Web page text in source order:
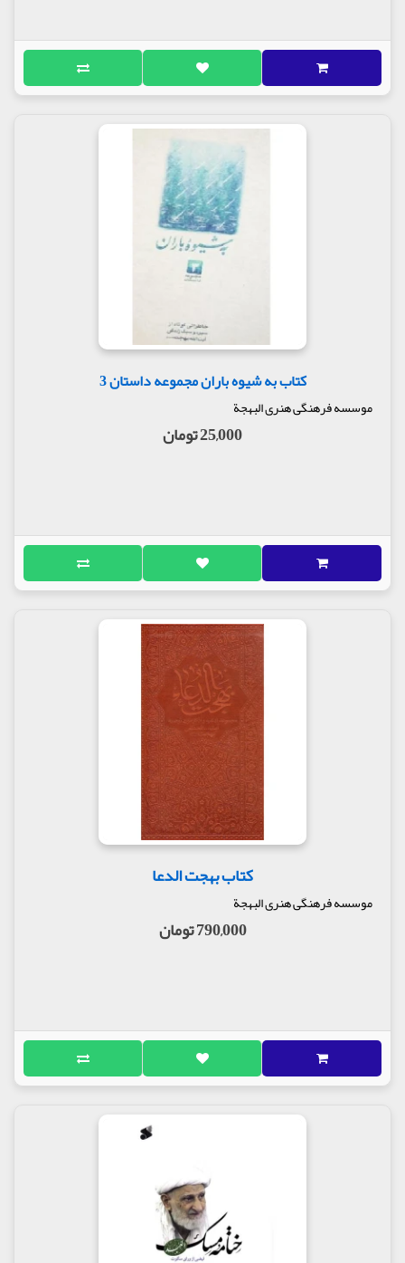
آیت‌الله بهجت: مراجعه به تَراجم (شرح حال) علمای سلَف
(گذشته)، به‌منزلۀ مراجعه به کتاب‌های معتبر اخلاقی
است. هرکس که طالب تهذیب و ترقّی در امور معنوی
است و می‌خواهد از زندگی و عمر خود چیزی استفاده کند،
می‌کردند.
آشنایان و نزدیکان حضرت آیت‌الله بهجت، کرامت ایشان
را نه در شفای مریض و اطلاع از غیب و طی‌ّالارض و موت
اختیاری، که با وجود همۀ این‌ها، در سخنان حکیمانه و
رفتار روزمرۀ ایشان می‌دانستند. او به‌راستی مصداق
کاملی بود از «کُونُوا دُعَاةَ النَّاسِ بِغَیْرِ اَلْسِنَتِکُمْ؛ با رفتار
خود، دعوت‌کننده [به‌سوی دین] باشید.»
از آنجاکه قالب و سبک داستان کوتاه، ساده، روان و کوتاه
ایشان، تهیه و سپس پیاده‌سازی، نمایه‌زنی و دسته‌بندی
شده بود، برای انتقال شیوه‌های رفتاری و معارفی است
که در رفتار ساده و صادقانۀ این عارف روشن‌ضمیر نمود
یافته بود، آنها را برای بازنویسی به دست نویسندگان
متعهد و مجرّب سپرد تا این خاطرات را در قالب داستان
کوتاه بازنویسی کنند.
در بازنویسی این خاطرات سعی شد آن احساس و فضایی
در پشت کتاب میخوانیم :
گفت: «من در آمریکا زندگی می‌کنم. چهل‌وپنج کشور دنیا
را دیده‌ام. شمال هم رفته‌ام و گیلان شما را دیده‌ام. جای
قشنگی است. در دنیا جایی به این زیبایی ندیده‌ام؛ مثل
بهشت است! شما جای به آن قشنگی را ول کرده‌اید
آمده‌اید اینجا؟»
آقا گفت: «ما آن بهشت را با این بهشت عوض کرده‌ایم».
مولف : موسسه حفظ و نشر آثار آیت الله بهجت
ناشر : موسسه تنظیم و نشر آثار حضرت آیت الله العظمی
کتاب به شیوه باران مجموعه داستان 3
موسسه فرهنگی هنری البهجة
25,000 تومان
کتاب بهجت الدعا
موسسه فرهنگی هنری البهجة
790,000 تومان